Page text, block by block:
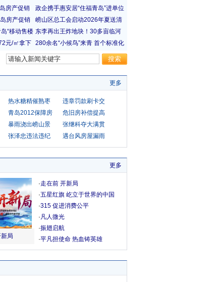
更多
热水糖精催熟枣
违章罚款刷卡交
青岛2012保障房
危旧房补偿提高
暴雨浇出崂山景
张继科夺大满贯
张泽忠违法违纪 遇台风房屋漏雨